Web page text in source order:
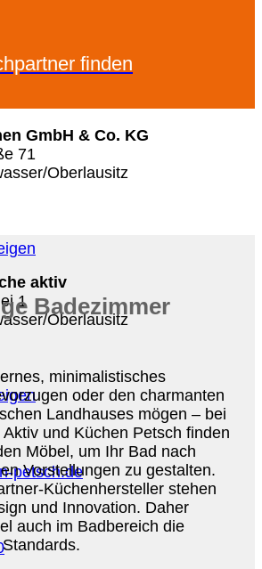
finden
GmbH & Co. KG
71
Oberlausitz
aktiv
1
Oberlausitz
petsch.de
Badezimmer
minimalistisches
oder den charmanten
Landhauses mögen – bei
Aktiv und Küchen Petsch finden
Möbel, um Ihr Bad nach
Vorstellungen zu gestalten.
Küchenhersteller stehen
und Innovation. Daher
auch im Badbereich die